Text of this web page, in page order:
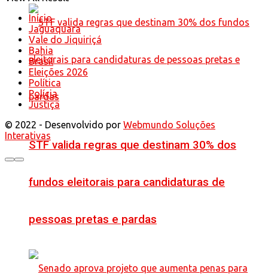
STF valida regras que destinam 30% dos
fundos eleitorais para candidaturas de
pessoas pretas e pardas
Início
Jaguaquara
Vale do Jiquiriçá
Bahia
Brasil
Eleições 2026
Política
Polícia
Justiça
© 2022 - Desenvolvido por Webmundo Soluções
Interativas